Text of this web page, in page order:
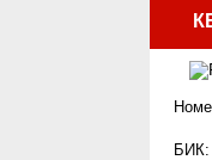
БИК: